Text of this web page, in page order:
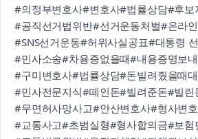
#의정부변호사#변호사#법률상담#후보
#공직선거법위반#선거운동처벌#온라
#SNS선거운동#허위사실공표#대통령
#민사소송#차용증없을때#내용증명보
#구미변호사#법률상담#돈빌려줬을때
#민사전문지식#떼인돈#빌려준돈#빌린
#무면허사망사고#안산변호사#형사변
#교통사고#초범실형#형사합의금#보험